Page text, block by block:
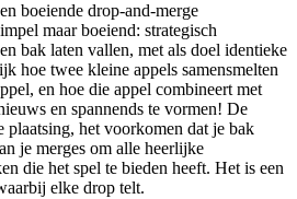
boeiende drop-and-merge
maar boeiend: strategisch
bak laten vallen, met als doel identieke
hoe twee kleine appels samensmelten
en hoe die appel combineert met
en spannends te vormen! De
het voorkomen dat je bak
je merges om alle heerlijke
die het spel te bieden heeft. Het is een
elke drop telt.